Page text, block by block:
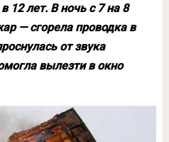
12 лет. В ночь с 7 на 8
— сгорела проводка в
от звука
вылезти в окно